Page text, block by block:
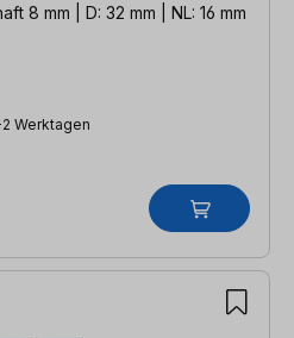
8 mm | D: 32 mm | NL: 16 mm
Werktagen